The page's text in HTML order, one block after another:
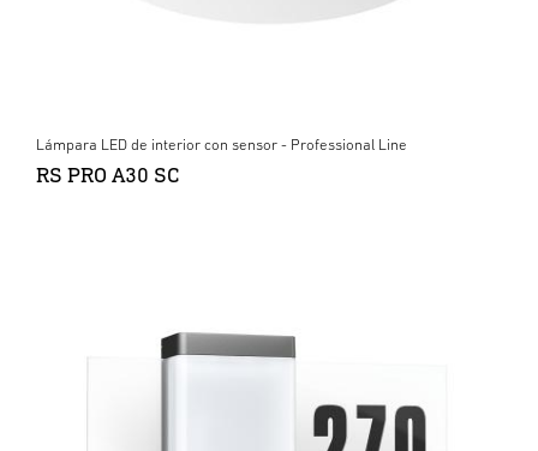
Lámpara LED de interior con sensor - Professional Line
RS PRO A30 SC